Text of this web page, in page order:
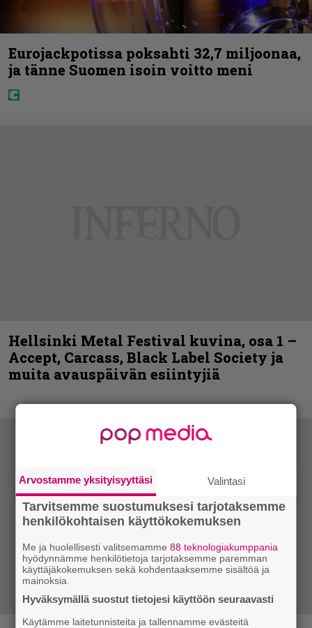
Eurojackpotissa poksahti 32,7 miljoonaa,
ja tänne Suomen isoin voitto meni
Hellsinki Metal Festival kuvina, osa 1 –
Accept, Carcass, Black Label Society ja
muita avauspäivän esiintyjiä
Arvostamme yksityisyyttäsi Valintasi
Tarvitsemme suostumuksesi tarjotaksemme
henkilökohtaisen käyttökokemuksen
Me ja huolellisesti valitsemamme88 teknologiakumppania
hyödynnämme henkilötietoja tarjotaksemme paremman
käyttäjäkokemuksen sekä kohdentaaksemme sisältöä ja
mainoksia.
Hyväksymällä suostut tietojesi käyttöön seuraavasti
Käytämme laitetunnisteita ja tallennamme evästeitä